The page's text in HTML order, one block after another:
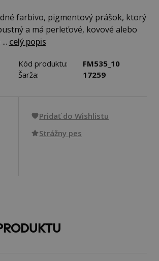
farbivo, pigmentový prášok, ktorý
a má perleťové, kovové alebo
celý popis
Kód produktu:
FM535_10
Šarža: 17259
Pridať do Wishlistu
Strážny pes